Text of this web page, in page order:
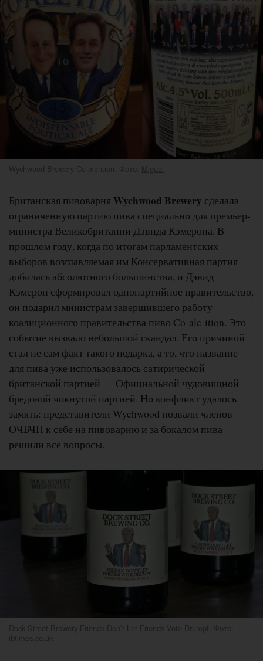
Wychwood Brewery Co-ale-ition. Фото: Miguel
Британская пивоварня Wychwood Brewery сделала
ограниченную партию пива специально для премьер-
министра Великобритании Дэвида Кэмерона. В
прошлом году, когда по итогам парламентских
выборов возглавляемая им Консервативная партия
добилась абсолютного большинства, и Дэвид
Кэмерон сформировал однопартийное правительство,
он подарил министрам завершившего работу
коалиционного правительства пиво Co-ale-ition. Это
событие вызвало небольшой скандал. Его причиной
стал не сам факт такого подарка, а то, что название
для пива уже использовалось сатирической
британской партией — Официальной чудовищной
бредовой чокнутой партией. Но конфликт удалось
замять: представители Wychwood позвали членов
ОЧБЧП к себе на пивоварню и за бокалом пива
решили все вопросы.
Dock Street Brewery Friends Don’t Let Friends Vote Drumpf. Фото:
ibtimes.co.uk